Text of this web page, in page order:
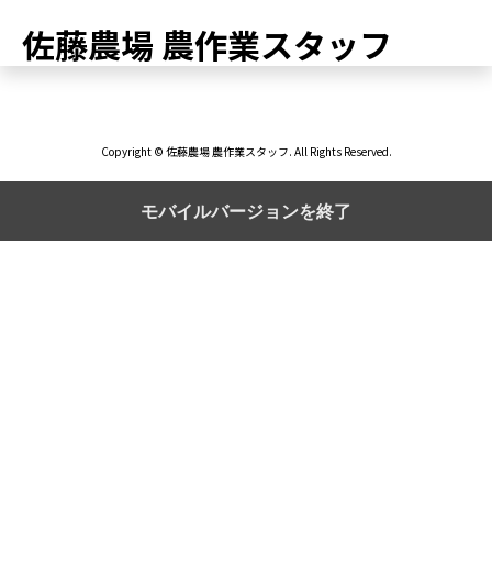
佐藤農場 農作業スタッフ
Copyright © 佐藤農場 農作業スタッフ. All Rights Reserved.
モバイルバージョンを終了